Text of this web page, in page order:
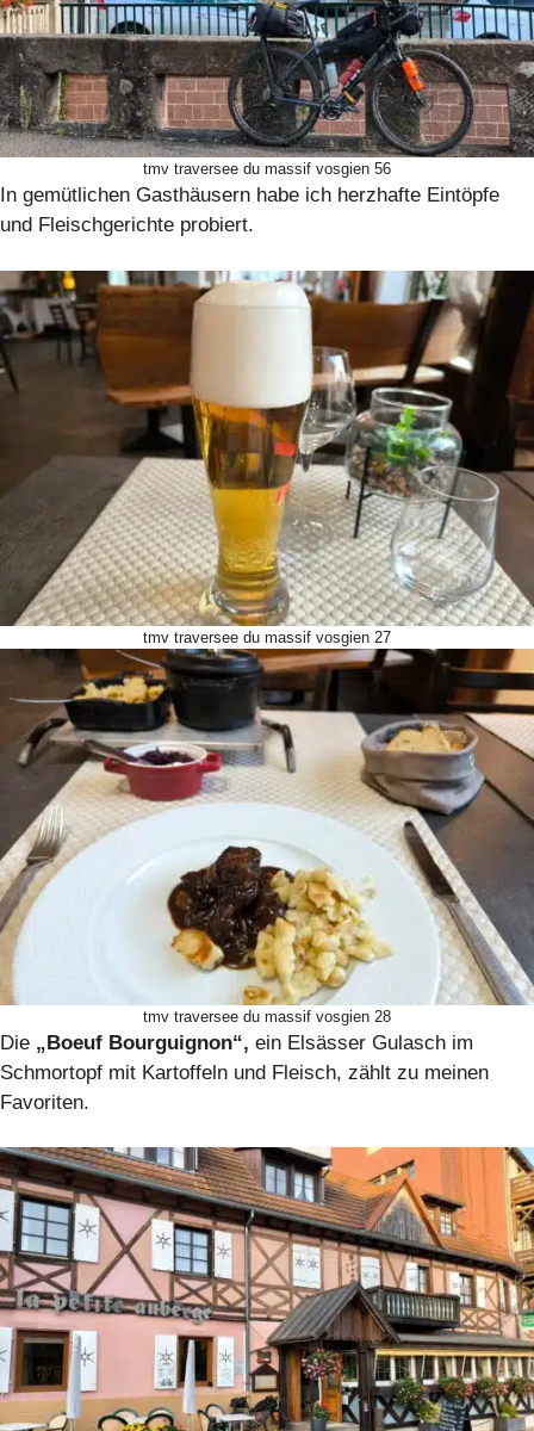
tmv traversee du massif vosgien 56
In gemütlichen Gasthäusern habe ich herzhafte Eintöpfe
und Fleischgerichte probiert.
tmv traversee du massif vosgien 27
tmv traversee du massif vosgien 28
Die „Boeuf Bourguignon“, ein Elsässer Gulasch im
Schmortopf mit Kartoffeln und Fleisch, zählt zu meinen
Favoriten.